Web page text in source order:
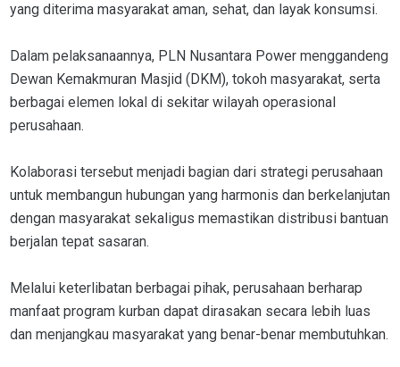
yang diterima masyarakat aman, sehat, dan layak konsumsi.
Dalam pelaksanaannya, PLN Nusantara Power menggandeng
Dewan Kemakmuran Masjid (DKM), tokoh masyarakat, serta
berbagai elemen lokal di sekitar wilayah operasional
perusahaan.
Kolaborasi tersebut menjadi bagian dari strategi perusahaan
untuk membangun hubungan yang harmonis dan berkelanjutan
dengan masyarakat sekaligus memastikan distribusi bantuan
berjalan tepat sasaran.
Melalui keterlibatan berbagai pihak, perusahaan berharap
manfaat program kurban dapat dirasakan secara lebih luas
dan menjangkau masyarakat yang benar-benar membutuhkan.